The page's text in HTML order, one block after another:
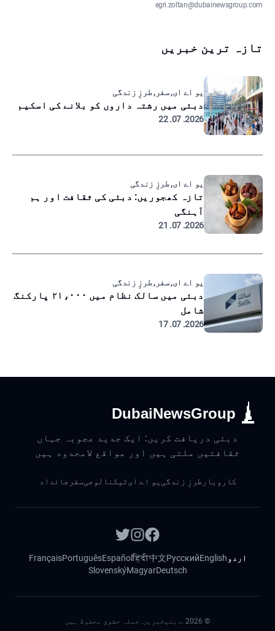
egri.zoltan@dubainewsgroup.com
تازہ ترین خبریں
یو اے ای, سفر, طرزِ زندگی
دبئی میں رشتہ داروں کو بلانے کی اسکیم
2026. 07. 22
یو اے ای, طرزِ زندگی
تازہ کھجوریں: دبئی کی ثقافت اور ہم
آہنگی
2026. 07. 21
یو اے ای, سفر, طرزِ زندگی
دبئی میں سالک نظام میں ۲۱،۰۰۰ پارکنگ
شامل
2026. 07. 17
DubaiNewsGroup
دبئی دریافت کریں: ایک جدید عجوبہ جہاں
ثقافتیں ملتی ہیں اور مواقع لامحدود ہیں
کاروبار طرزِ زندگی یو اے ایٹیکنالوجیسفر جائداد
اردو English
Русский
中文
हिंदी
Español
Português
Français
Deutsch
Magyar
Slovenský
©
2026 .دبئیخبریں. جملہ حقوق محفوظ ہیں